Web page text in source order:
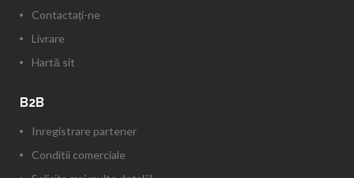
Contactați-ne
Livrare
Hartă sit
B2B
Inregistrare partener
Conditii comerciale